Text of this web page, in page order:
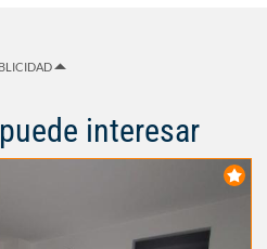
interesar